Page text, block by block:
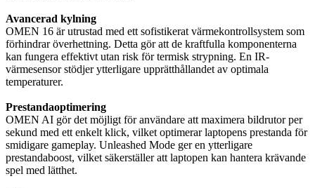
Avancerad kylning
OMEN 16 är utrustad med ett sofistikerat värmekontrollsystem som
förhindrar överhettning. Detta gör att de kraftfulla komponenterna
kan fungera effektivt utan risk för termisk strypning. En IR-
värmesensor stödjer ytterligare upprätthållandet av optimala
temperaturer.
Prestandaoptimering
OMEN AI gör det möjligt för användare att maximera bildrutor per
sekund med ett enkelt klick, vilket optimerar laptopens prestanda för
smidigare gameplay. Unleashed Mode ger en ytterligare
prestandaboost, vilket säkerställer att laptopen kan hantera krävande
spel med lätthet.